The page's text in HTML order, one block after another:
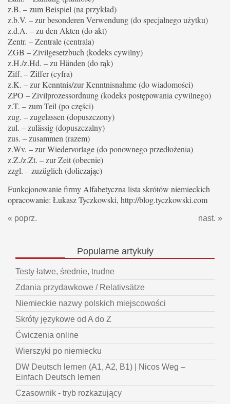
z.B. – zum Beispiel (na przykład)
z.b.V. – zur besonderen Verwendung (do specjalnego użytku)
z.d.A. – zu den Akten (do akt)
Zentr. – Zentrale (centrala)
ZGB – Zivilgesetzbuch (kodeks cywilny)
z.H./z.Hd. – zu Händen (do rąk)
Ziff. – Ziffer (cyfra)
z.K. – zur Kenntnis/zur Kenntnisnahme (do wiadomości)
ZPO – Zivilprozessordnung (kodeks postępowania cywilnego)
z.T. – zum Teil (po części)
zug. – zugelassen (dopuszczony)
zul. – zulässig (dopuszczalny)
zus. – zusammen (razem)
z.Wv. – zur Wiedervorlage (do ponownego przedłożenia)
z.Z./z.Zt. – zur Zeit (obecnie)
zzgl. – zuzüglich (doliczając)
Funkcjonowanie firmy Alfabetyczna lista skrótów niemieckich
opracowanie: Łukasz Tyczkowski, http://blog.tyczkowski.com
« poprz. nast. »
Popularneartykuły
Testy łatwe, średnie, trudne
Zdania przydawkowe / Relativsätze
Niemieckie nazwy polskich miejscowości
Skróty językowe od A do Z
Ćwiczenia online
Wierszyki po niemiecku
DW Deutsch lernen (A1, A2, B1) | Nicos Weg –
Einfach Deutsch lernen
Czasownik - tryb rozkazujący